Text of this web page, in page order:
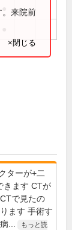
。来院前
×閉じる
ターが+二
きます CTが
で見たの
ます 手術す
...
もっと読